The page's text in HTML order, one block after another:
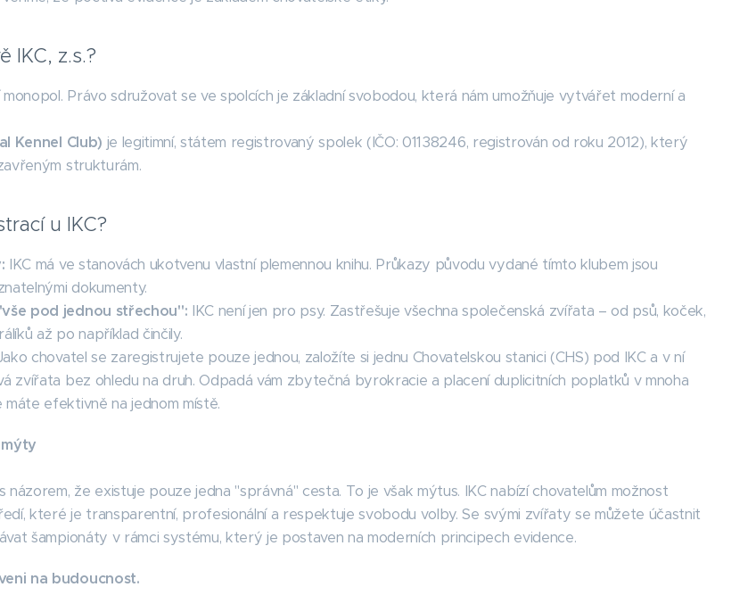
IKC, z.s.?
Právo sdružovat se ve spolcích je základní svobodou, která nám umožňuje vytvářet moderní a
Kennel Club) je legitimní, státem registrovaný spolek (IČO: 01138246, registrován od roku 2012), který
strukturám.
u IKC?
IKC má ve stanovách ukotvenu vlastní plemennou knihu. Průkazy původu vydané tímto klubem jsou
dokumenty.
pod jednou střechou": IKC není jen pro psy. Zastřešuje všechna společenská zvířata – od psů, koček,
až po například činčily.
chovatel se zaregistrujete pouze jednou, založíte si jednu Chovatelskou stanici (CHS) pod IKC a v ní
zvířata bez ohledu na druh. Odpadá vám zbytečná byrokracie a placení duplicitních poplatků v mnoha
efektivně na jednom místě.
názorem, že existuje pouze jedna "správná" cesta. To je však mýtus. IKC nabízí chovatelům možnost
které je transparentní, profesionální a respektuje svobodu volby. Se svými zvířaty se můžete účastnit
šampionáty v rámci systému, který je postaven na moderních principech evidence.
na budoucnost.